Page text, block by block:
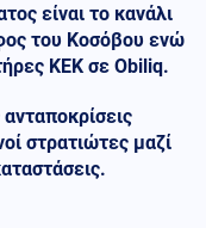
είναι το κανάλι
του Κοσόβου ενώ
KEK σε Obiliq.
στρατιώτες μαζί